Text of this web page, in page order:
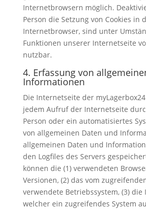
Internetbrowsern möglich.
Person die Setzung von Cookies in
Internetbrowser, sind unter
Funktionen unserer Internetseite
nutzbar.
4. Erfassung von
Informationen
Die Internetseite der
jedem Aufruf der Internetseite
Person oder ein automatisiertes
von allgemeinen Daten und
allgemeinen Daten und
den Logfiles des Servers
können die (1) verwendeten
Versionen, (2) das vom
verwendete Betriebssystem, (3) die
welcher ein zugreifendes System